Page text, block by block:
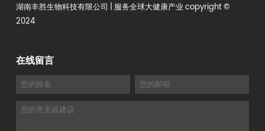
湖南丰胜生物科技有限公司
| 服务全球大健康产业 copyright ©
2024
在线留言